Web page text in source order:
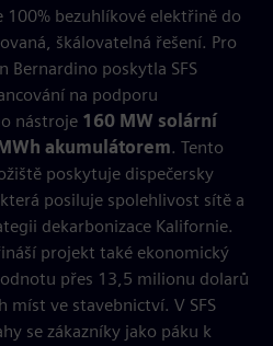
100% bezuhlíkové elektřině do
škálovatelná řešení. Pro
Bernardino poskytla SFS
na podporu
nástroje 160 MW solární
akumulátorem. Tento
poskytuje dispečersky
posiluje spolehlivost sítě a
dekarbonizace Kalifornie.
projekt také ekonomický
přes 13,5 milionu dolarů
míst ve stavebnictví. V SFS
se zákazníky jako páku k